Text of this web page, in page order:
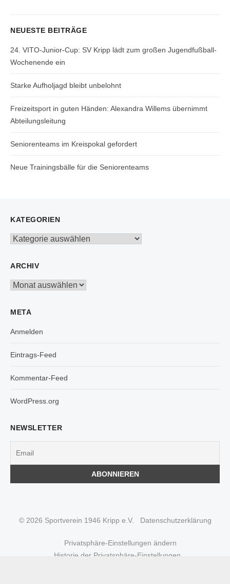
NEUESTE BEITRÄGE
24. VITO-Junior-Cup: SV Kripp lädt zum großen Jugendfußball-
Wochenende ein
Starke Aufholjagd bleibt unbelohnt
Freizeitsport in guten Händen: Alexandra Willems übernimmt
Abteilungsleitung
Seniorenteams im Kreispokal gefordert
Neue Trainingsbälle für die Seniorenteams
KATEGORIEN
Kategorien
ARCHIV
Archiv
META
Anmelden
Eintrags-Feed
Kommentar-Feed
WordPress.org
NEWSLETTER
© 2026 Sportverein 1946 Kripp e.V. Datenschutzerklärung
Privatsphäre-Einstellungen ändern
Historie der Privatsphäre-Einstellungen